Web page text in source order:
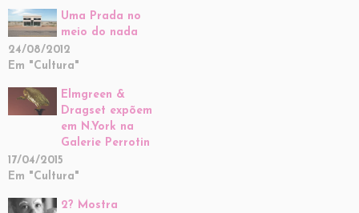
Uma Prada no
meio do nada
24/08/2012
Em "Cultura"
Elmgreen &
Dragset expõem
em N.York na
Galerie Perrotin
17/04/2015
Em "Cultura"
2? Mostra